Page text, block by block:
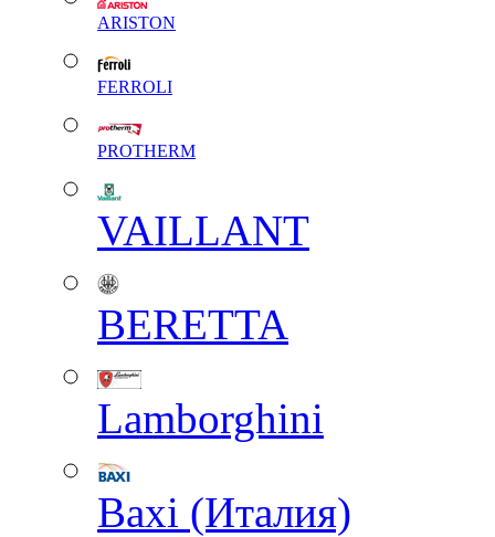
ARISTON
FERROLI
PROTHERM
VAILLANT
BERETTA
Lamborghini
Baxi (Италия)